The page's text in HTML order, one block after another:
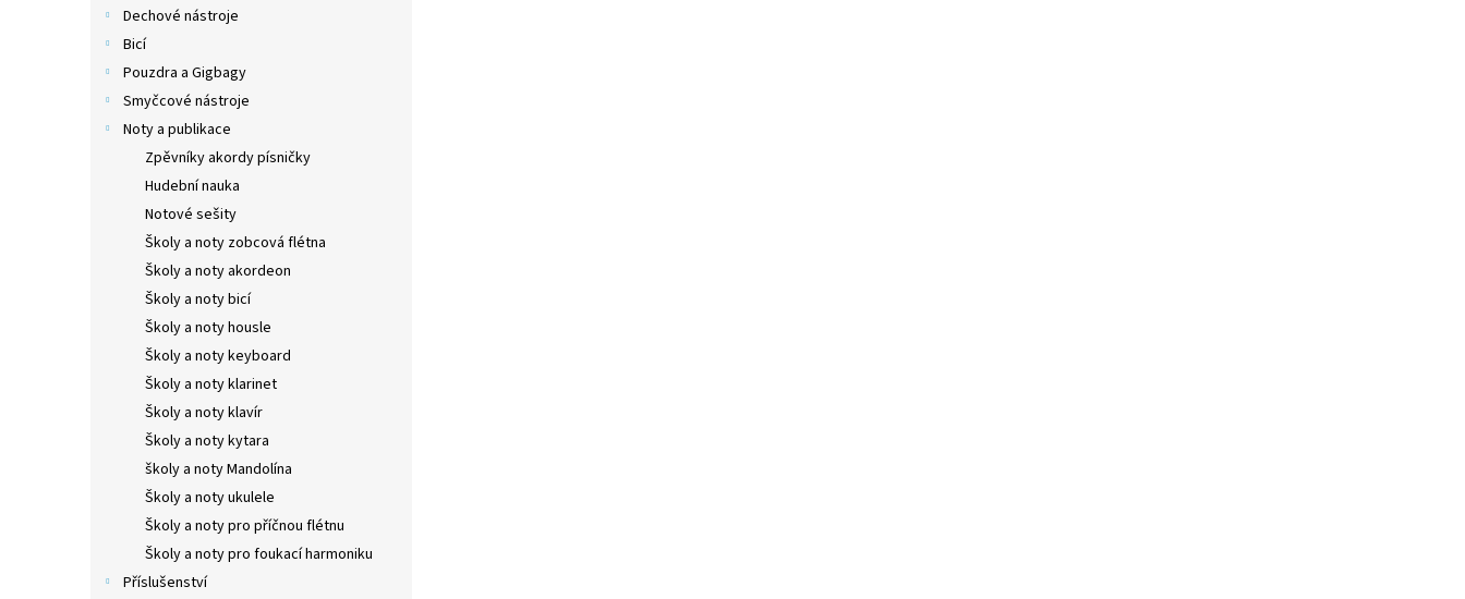
Dechové nástroje
Bicí
Pouzdra a Gigbagy
Smyčcové nástroje
Noty a publikace
Zpěvníky akordy písničky
Hudební nauka
Notové sešity
Školy a noty zobcová flétna
Školy a noty akordeon
Školy a noty bicí
Školy a noty housle
Školy a noty keyboard
Školy a noty klarinet
Školy a noty klavír
Školy a noty kytara
školy a noty Mandolína
Školy a noty ukulele
Školy a noty pro příčnou flétnu
Školy a noty pro foukací harmoniku
Příslušenství